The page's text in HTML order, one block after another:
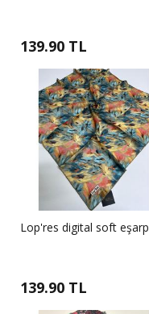
139.90 TL
Lop'res digital soft eşarp
139.90 TL